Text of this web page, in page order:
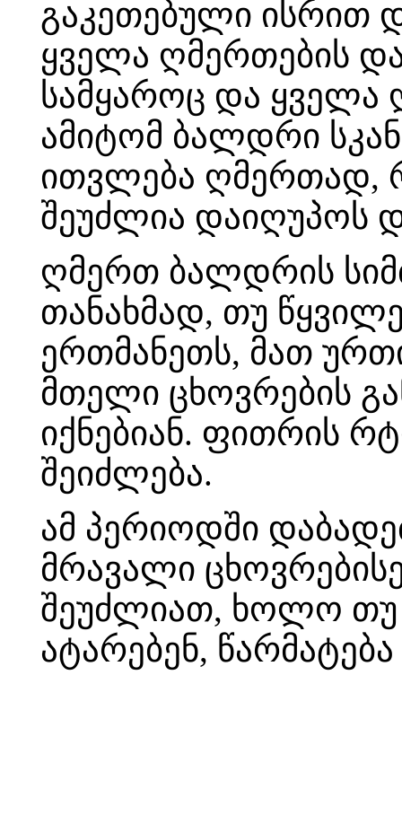
გაკეთებული ისრით
ყველა ღმერთების
სამყაროც და ყველა
ამიტომ ბალდრი
ითვლება ღმერთად,
შეუძლია დაიღუპოს
ღმერთ ბალდრის
თანახმად, თუ
ერთმანეთს, მათ
მთელი ცხოვრების
იქნებიან. ფითრის
შეიძლება.
ამ პერიოდში
მრავალი
შეუძლიათ, ხოლო თუ
ატარებენ,